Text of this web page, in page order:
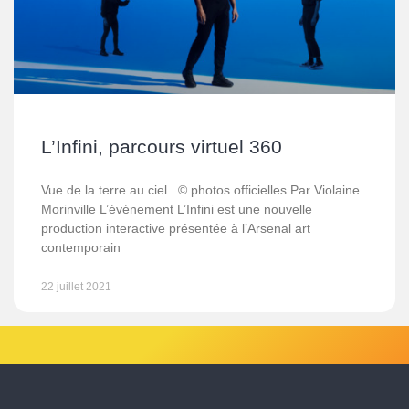
L’Infini, parcours virtuel 360
Vue de la terre au ciel © photos officielles Par Violaine
Morinville L’événement L’Infini est une nouvelle
production interactive présentée à l’Arsenal art
contemporain
22 juillet 2021